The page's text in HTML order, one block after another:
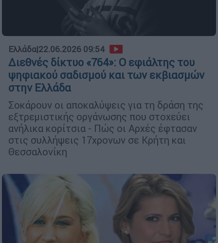
Ελλάδα|22.06.2026 09:54
Διεθνές δίκτυο «764»: Ο εφιάλτης του
ψηφιακού σαδισμού και των εκβιασμών
στην Ελλάδα
Σοκάρουν οι αποκαλύψεις για τη δράση της
εξτρεμιστικής οργάνωσης που στοχεύει
ανήλικα κορίτσια - Πώς οι Αρχές έφτασαν
στις συλλήψεις 17χρονων σε Κρήτη και
Θεσσαλονίκη